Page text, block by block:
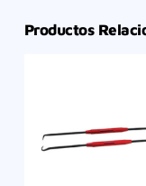
Productos